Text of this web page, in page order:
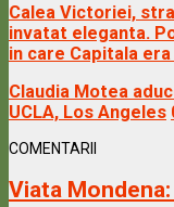
Calea Victoriei,
invatat eleganta.
in care Capitala
Claudia Motea
UCLA, Los Angeles
COMENTARII
Viata Mondena: